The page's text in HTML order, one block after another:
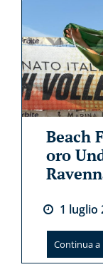
Beach
oro
1 luglio
Continua a